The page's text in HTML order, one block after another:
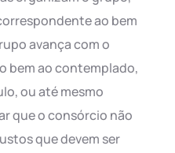
ao bem
avança com o
bem ao contemplado,
ou até mesmo
que o consórcio não
que devem ser